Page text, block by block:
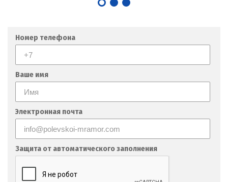
Номер телефона
Ваше имя
Электронная почта
Защита от автоматического заполнения